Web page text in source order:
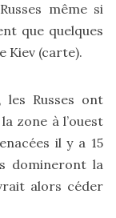
même si
que quelques
Kiev (carte).
les Russes ont
zone à l’ouest
il y a 15
domineront la
alors céder